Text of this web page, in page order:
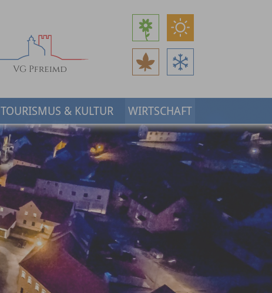
TOURISMUS & KULTUR WIRTSCHAFT